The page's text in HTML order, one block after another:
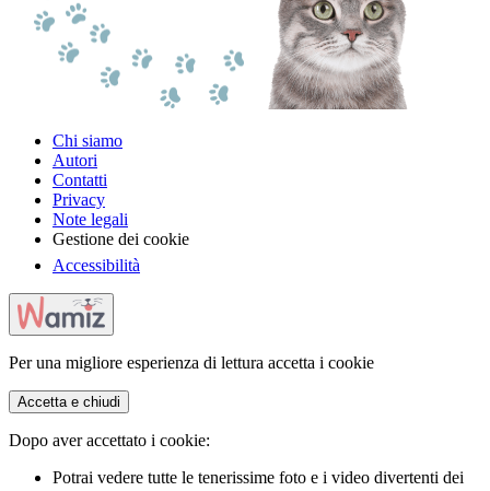
Chi siamo
Autori
Contatti
Privacy
Note legali
Gestione dei cookie
Accessibilità
Per una migliore esperienza di lettura accetta i cookie
Accetta e chiudi
Dopo aver accettato i cookie:
Potrai vedere tutte le tenerissime foto e i video divertenti dei